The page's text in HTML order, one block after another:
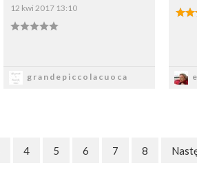
12 kwi 2017 13:10
grandepiccolacuoca
4 5 6 7 8